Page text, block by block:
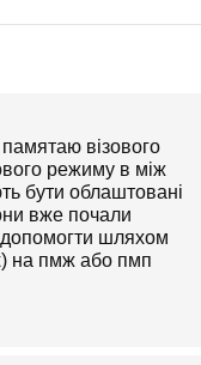
візового
режиму в між
бути облаштовані
вже почали
допомогти шляхом
на пмж або пмп